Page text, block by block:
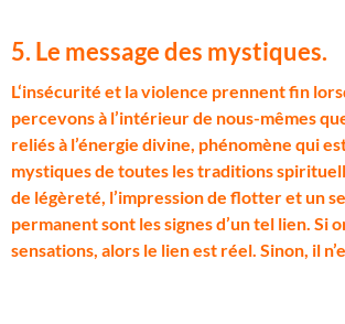
5. Le message des mystiques.
L‘insécurité et la violence prennent fin
percevons à l’intérieur de nous-mêmes
reliés à l’énergie divine, phénomène qui
mystiques de toutes les traditions
de légèreté, l’impression de flotter et un
permanent sont les signes d’un tel lien. Si
sensations, alors le lien est réel. Sinon, il